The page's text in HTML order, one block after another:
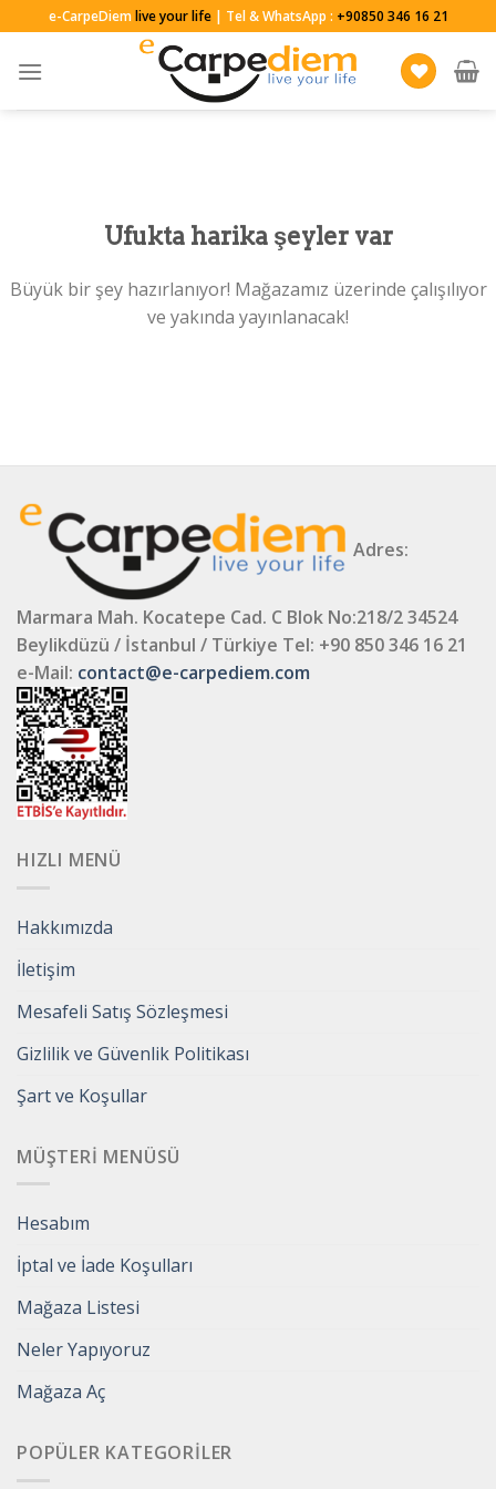
to
content
e-CarpeDiemlive your life| Tel & WhatsApp : +90850 346 16 21
Ufukta harika şeyler var
Büyük bir şey hazırlanıyor! Mağazamız üzerinde çalışılıyor
ve yakında yayınlanacak!
Adres:
Marmara Mah. Kocatepe Cad. C Blok No:218/2 34524
Beylikdüzü / İstanbul / Türkiye Tel: +90 850 346 16 21
e-Mail: contact@e-carpediem.com
HIZLI MENÜ
Hakkımızda
İletişim
Mesafeli Satış Sözleşmesi
Gizlilik ve Güvenlik Politikası
Şart ve Koşullar
MÜŞTERI MENÜSÜ
Hesabım
İptal ve İade Koşulları
Mağaza Listesi
Neler Yapıyoruz
Mağaza Aç
POPÜLER KATEGORILER